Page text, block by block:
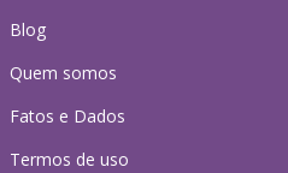
Blog
Quem somos
Fatos e Dados
Termos de uso